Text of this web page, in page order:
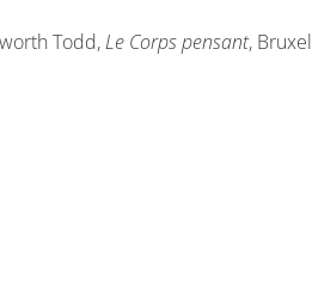
Todd,Le Corps pensant,